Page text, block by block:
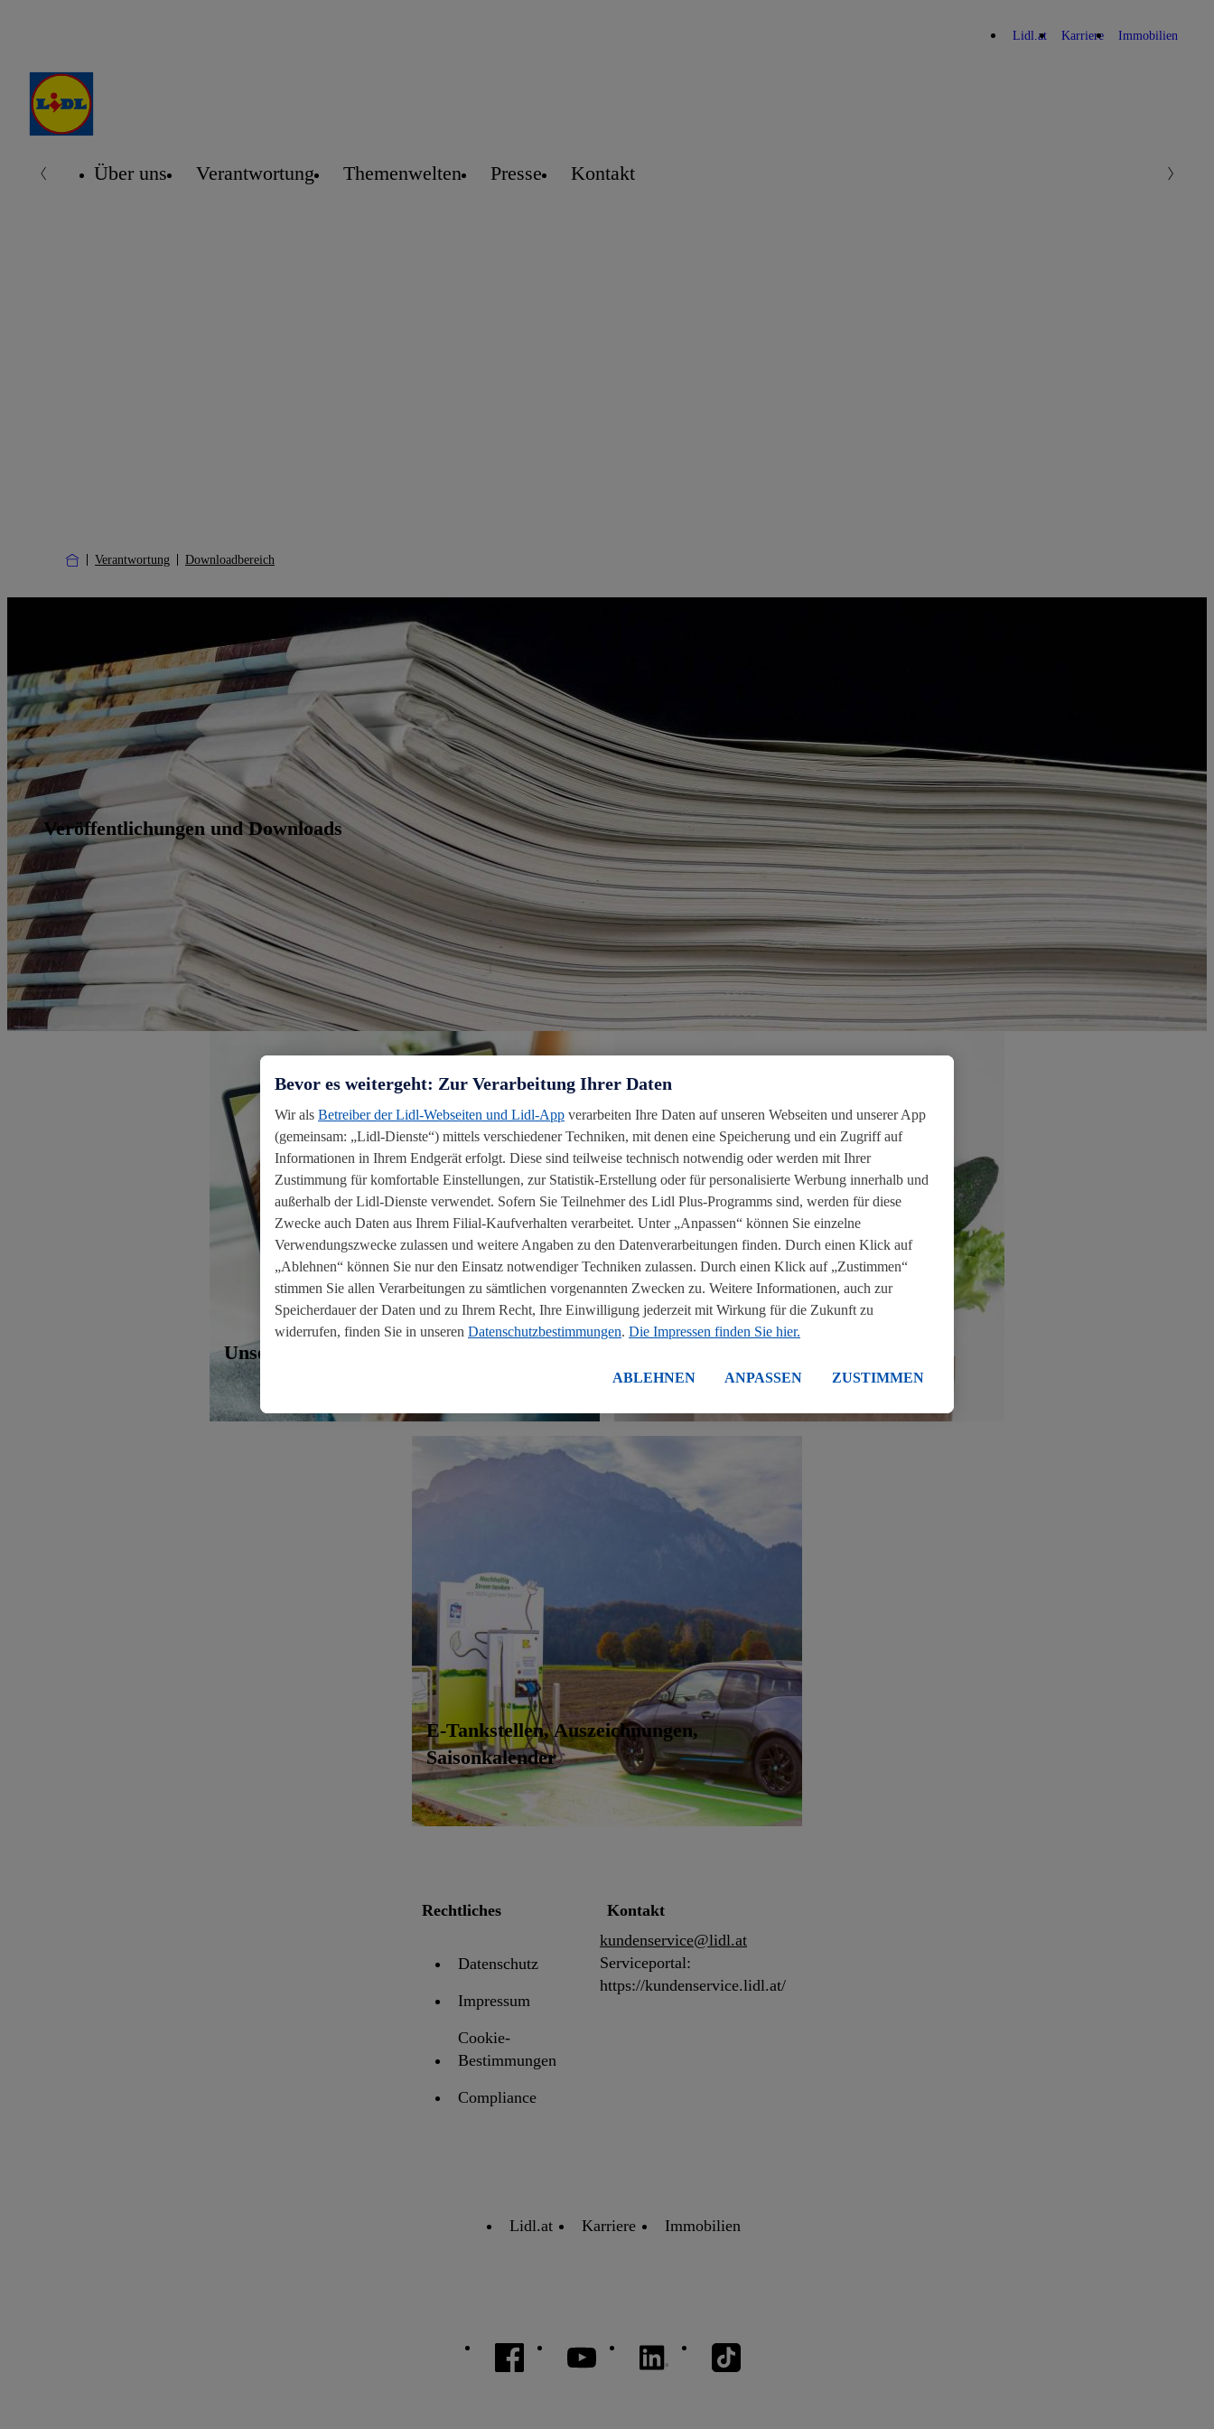
Lidl.at Karriere Immobilien
Über uns Verantwortung Themenwelten Presse Kontakt
Verantwortung Downloadbereich
Veröffentlichungen und Downloads
Unsere Nachhaltigkeitsberichte
E-Tankstellen, Auszeichnungen,
Saisonkalender
Rechtliches
Datenschutz
Impressum
Cookie-
Bestimmungen
Compliance
Kontakt
kundenservice@lidl.at
Serviceportal:
https://kundenservice.lidl.at/
Lidl.at Karriere Immobilien
Bevor es weitergeht: Zur Verarbeitung Ihrer Daten
Wir als Betreiber der Lidl-Webseiten und Lidl-App verarbeiten Ihre Daten auf unseren Webseiten und unserer App
(gemeinsam: „Lidl-Dienste“) mittels verschiedener Techniken, mit denen eine Speicherung und ein Zugriff auf
Informationen in Ihrem Endgerät erfolgt. Diese sind teilweise technisch notwendig oder werden mit Ihrer
Zustimmung für komfortable Einstellungen, zur Statistik-Erstellung oder für personalisierte Werbung innerhalb und
außerhalb der Lidl-Dienste verwendet. Sofern Sie Teilnehmer des Lidl Plus-Programms sind, werden für diese
Zwecke auch Daten aus Ihrem Filial-Kaufverhalten verarbeitet. Unter „Anpassen“ können Sie einzelne
Verwendungszwecke zulassen und weitere Angaben zu den Datenverarbeitungen finden. Durch einen Klick auf
„Ablehnen“ können Sie nur den Einsatz notwendiger Techniken zulassen. Durch einen Klick auf „Zustimmen“
stimmen Sie allen Verarbeitungen zu sämtlichen vorgenannten Zwecken zu. Weitere Informationen, auch zur
Speicherdauer der Daten und zu Ihrem Recht, Ihre Einwilligung jederzeit mit Wirkung für die Zukunft zu
widerrufen, finden Sie in unseren Datenschutzbestimmungen. Die Impressen finden Sie hier.
ABLEHNEN ANPASSEN ZUSTIMMEN